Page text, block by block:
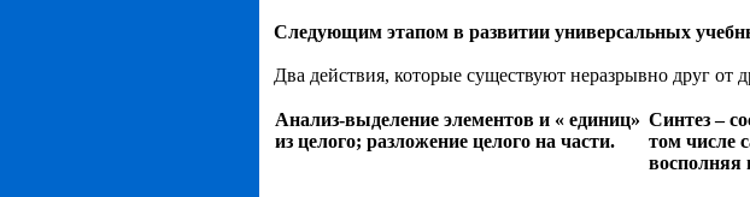
Следующим этапом в развитии универсальных
Два действия, которые существуют неразрывно друг от
Анализ-выделение элементов и « единиц»
из целого; разложение целого на части.
Синтез –
том числе
восполняя